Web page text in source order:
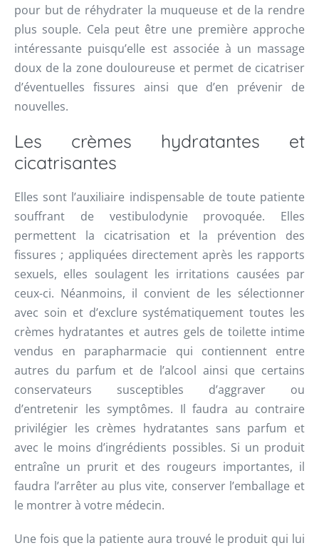
pour but de réhydrater la muqueuse et de la rendre
plus souple. Cela peut être une première approche
intéressante puisqu’elle est associée à un massage
doux de la zone douloureuse et permet de cicatriser
d’éventuelles fissures ainsi que d’en prévenir de
nouvelles.
Les crèmes hydratantes et
cicatrisantes
Elles sont l’auxiliaire indispensable de toute patiente
souffrant de vestibulodynie provoquée. Elles
permettent la cicatrisation et la prévention des
fissures ; appliquées directement après les rapports
sexuels, elles soulagent les irritations causées par
ceux-ci. Néanmoins, il convient de les sélectionner
avec soin et d’exclure systématiquement toutes les
crèmes hydratantes et autres gels de toilette intime
vendus en parapharmacie qui contiennent entre
autres du parfum et de l’alcool ainsi que certains
conservateurs susceptibles d’aggraver ou
d’entretenir les symptômes. Il faudra au contraire
privilégier les crèmes hydratantes sans parfum et
avec le moins d’ingrédients possibles. Si un produit
entraîne un prurit et des rougeurs importantes, il
faudra l’arrêter au plus vite, conserver l’emballage et
le montrer à votre médecin.
Une fois que la patiente aura trouvé le produit qui lui